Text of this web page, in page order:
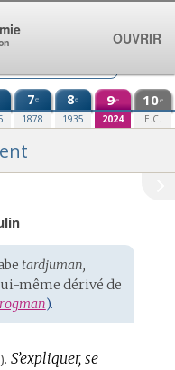
7e
1878
8e
1935
9e
2024
10e
E.C.
tardjuman,
même dérivé de
).
S’expliquer, se
OUVRIR